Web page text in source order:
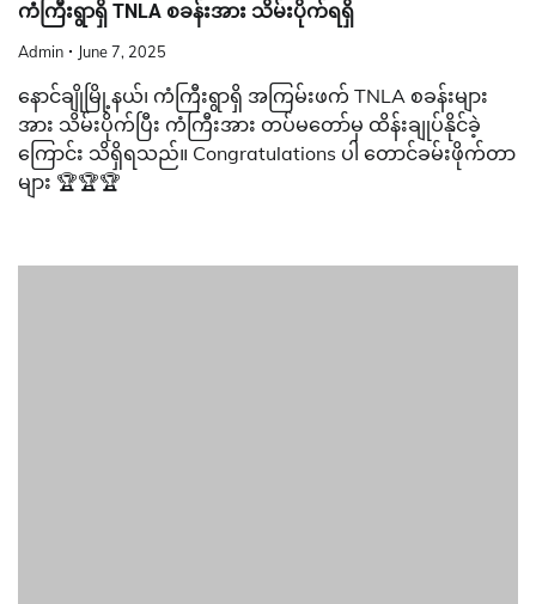
ကံကြီးရွာရှိ TNLA စခန်းအား သိမ်းပိုက်ရရှိ
Admin June 7, 2025
နောင်ချိုမြို့နယ်၊ ကံကြီးရွာရှိ အကြမ်းဖက် TNLA စခန်းများ
အား သိမ်းပိုက်ပြီး ကံကြီးအား တပ်မတော်မှ ထိန်းချုပ်နိုင်ခဲ့
ကြောင်း သိရှိရသည်။ Congratulations ပါ တောင်ခမ်းဖိုက်တာ
များ 🏆🏆🏆